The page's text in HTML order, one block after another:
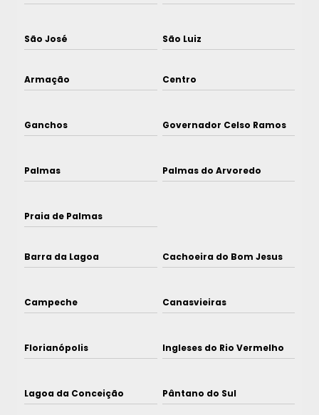
São José São Luiz
Armação Centro
Ganchos Governador Celso Ramos
Palmas Palmas do Arvoredo
Praia de Palmas
Barra da Lagoa Cachoeira do Bom Jesus
Campeche Canasvieiras
Florianópolis Ingleses do Rio Vermelho
Lagoa da Conceição Pântano do Sul